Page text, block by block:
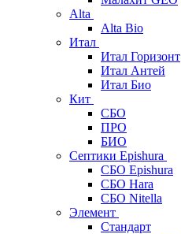
Alta
Alta Bio
Итал
Итал Горизонт
Итал Антей
Итал Био
Кит
СБО
ПРО
БИО
Септики Epishura
СБО Epishura
СБО Hara
СБО Nitella
Элемент
Стандарт